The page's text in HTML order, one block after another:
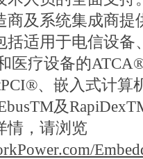
商及系统集成商提
括适用于电信设备
医疗设备的
、嵌入式计算
及
情，请浏览